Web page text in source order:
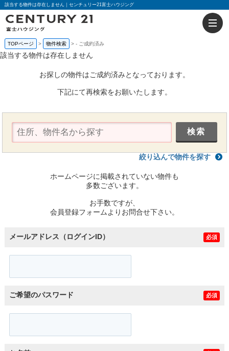
該当する物件は存在しません｜センチュリー21富士ハウジング
TOPページ 物件検索 - ご成約済み
該当する物件は存在しません
お探しの物件はご成約済みとなっております。
下記にて再検索をお願いたします。
絞り込んで物件を探す
ホームページに掲載されていない物件も
多数ございます。
お手数ですが、
会員登録フォームよりお問合せ下さい。
メールアドレス（ログインID） 必須
ご希望のパスワード 必須